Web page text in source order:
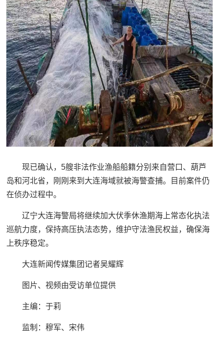
现已确认，5艘非法作业渔船船籍分别来自营口、葫芦
岛和河北省，刚刚来到大连海域就被海警查捕。目前案件仍
在侦办过程中。
辽宁大连海警局将继续加大伏季休渔期海上常态化执法
巡航力度，保持高压执法态势，维护守法渔民权益，确保海
上秩序稳定。
大连新闻传媒集团记者吴耀辉
图片、视频由受访单位提供
主编：于莉
监制：穆军、宋伟